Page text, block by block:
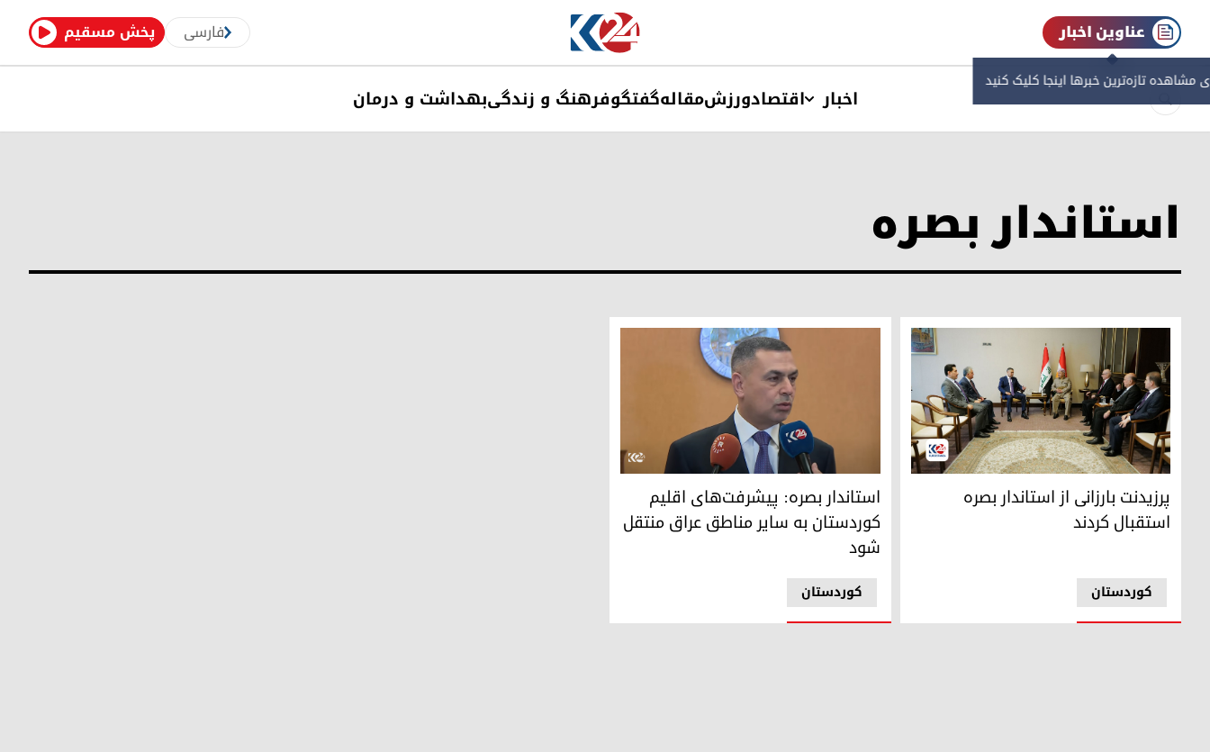
پخش مسقیم فارسی عناوین اخبار
مشاهده‌ تازه‌ترین خبرها اینجا کلیک کنید
اخبار اقتصادورزشمقالهگفتگوفرهنگ و زندگیبهداشت و درمان
استاندار بصره
استقبال پرزیدنت بارزانی از استاندار بصره
کوردستان
پرزیدنت بارزانی از استاندار بصره
استقبال کردند
اسعد العیدانی، استاندار بصره
کوردستان
استاندار بصره: پیشرفت‌های اقلیم
کوردستان به سایر مناطق عراق منتقل
شود